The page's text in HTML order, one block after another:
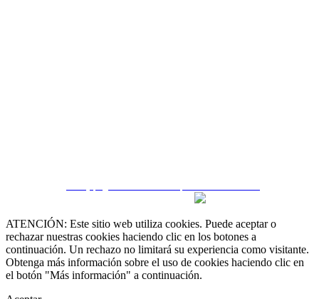
ATENCIÓN: Este sitio web utiliza cookies. Puede aceptar o
rechazar nuestras cookies haciendo clic en los botones a
continuación. Un rechazo no limitará su experiencia como visitante.
Obtenga más información sobre el uso de cookies haciendo clic en
el botón "Más información" a continuación.